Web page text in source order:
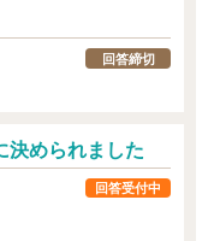
回答締切
決められました
回答受付中